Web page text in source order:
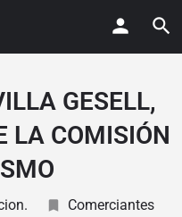
GESELL,
LA COMISIÓN
Comerciantes